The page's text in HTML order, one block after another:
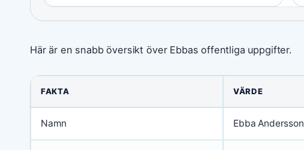
Här är en snabb översikt över Ebbas offentliga uppgifter.
FAKTA VÄRDE
Namn Ebba Andersson